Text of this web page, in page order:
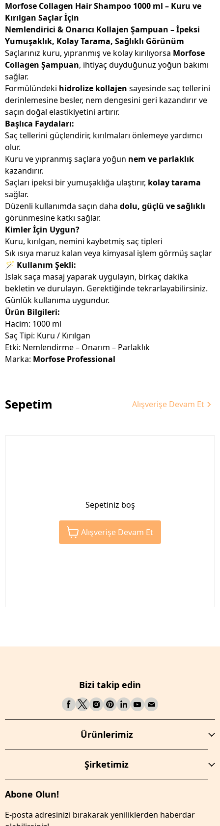
Morfose Collagen Hair Shampoo 1000 ml – Kuru ve
Kırılgan Saçlar İçin
Nemlendirici & Onarıcı Kollajen Şampuan – İpeksi
Yumuşaklık, Kolay Tarama, Sağlıklı Görünüm
Saçlarınız kuru, yıpranmış ve kolay kırılıyorsa Morfose
Collagen Şampuan, ihtiyaç duyduğunuz yoğun bakımı
sağlar.
Formülündeki hidrolize kollajen sayesinde saç tellerini
derinlemesine besler, nem dengesini geri kazandırır ve
saçın doğal elastikiyetini artırır.
Başlıca Faydaları:
Saç tellerini güçlendirir, kırılmaları önlemeye yardımcı
olur.
Kuru ve yıpranmış saçlara yoğun nem ve parlaklık
kazandırır.
Saçları ipeksi bir yumuşaklığa ulaştırır, kolay tarama
sağlar.
Düzenli kullanımda saçın daha dolu, güçlü ve sağlıklı
görünmesine katkı sağlar.
Kimler İçin Uygun?
Kuru, kırılgan, nemini kaybetmiş saç tipleri
Sık ısıya maruz kalan veya kimyasal işlem görmüş saçlar
🪄 Kullanım Şekli:
Islak saça masaj yaparak uygulayın, birkaç dakika
bekletin ve durulayın. Gerektiğinde tekrarlayabilirsiniz.
Günlük kullanıma uygundur.
Ürün Bilgileri:
Hacim: 1000 ml
Saç Tipi: Kuru / Kırılgan
Etki: Nemlendirme – Onarım – Parlaklık
Marka: Morfose Professional
Sepetim Alışverişe Devam Et
Sepetiniz boş
Alışverişe Devam Et
Bizi takip edin
Ürünlerimiz
Şirketimiz
Abone Olun!
E-posta adresinizi bırakarak yeniliklerden haberdar